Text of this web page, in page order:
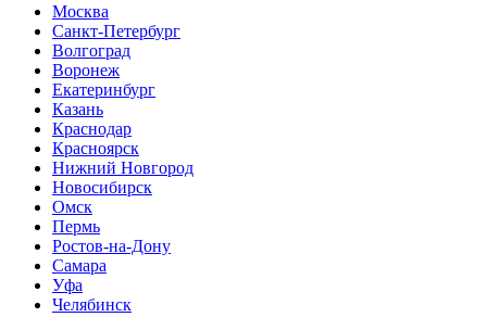
Москва
Санкт-Петербург
Волгоград
Воронеж
Екатеринбург
Казань
Краснодар
Красноярск
Нижний Новгород
Новосибирск
Омск
Пермь
Ростов-на-Дону
Самара
Уфа
Челябинск